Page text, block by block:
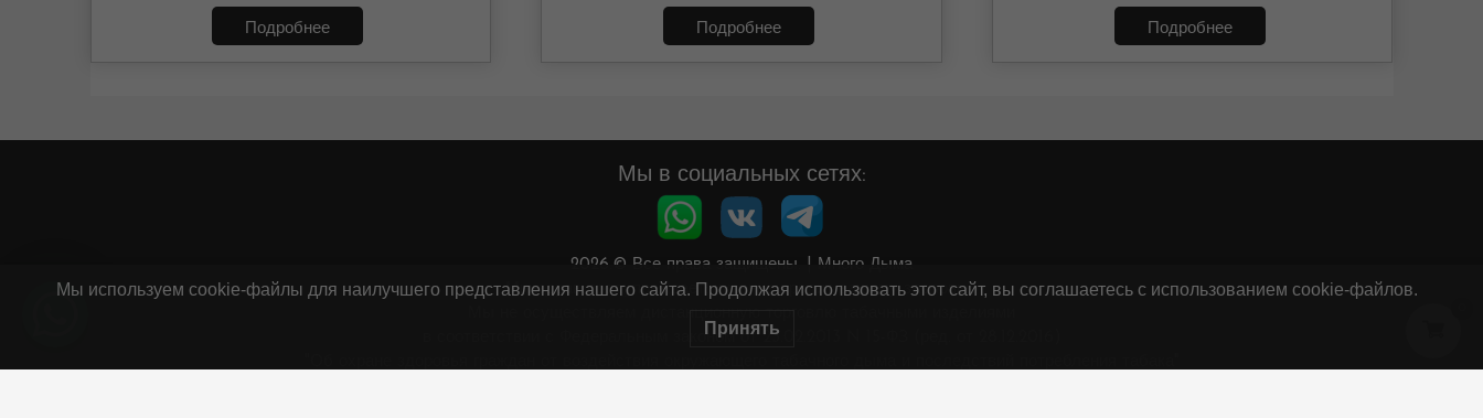
Подробнее Подробнее Подробнее
Мы в социальных сетях:
2026.© Все права защищены. | Много Дыма
Минздрав предупреждает: курение вредит вашему здоровью
в соответствии с Федеральным законом от 23.02.2013 N 15-ФЗ (ред. от 28.12.2016)
Мы используем cookie-файлы для наилучшего представления нашего сайта. Продолжая использовать этот сайт, вы соглашаетесь с использованием cookie-файлов.
Принять